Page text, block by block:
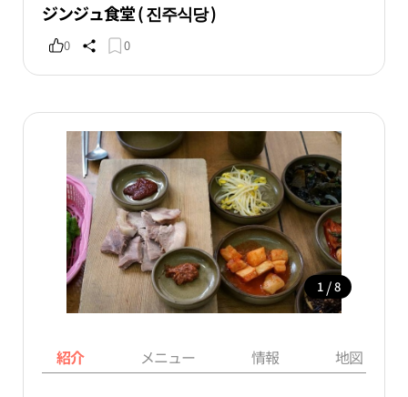
ジンジュ食堂 ( 진주식당 )
0 0
1 / 8
紹介 メニュー 情報 地図